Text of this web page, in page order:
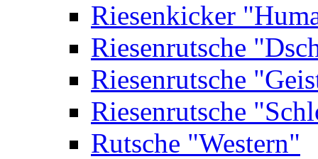
Riesenkicker
Riesenrutsche
Riesenrutsche
Riesenrutsche
Rutsche "Western"